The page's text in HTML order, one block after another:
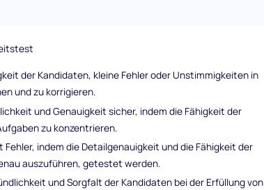
der Kandidaten, kleine Fehler oder Unstimmigkeiten in
und zu korrigieren.
und Genauigkeit sicher, indem die Fähigkeit der
zu konzentrieren.
Fehler, indem die Detailgenauigkeit und die Fähigkeit der
auszuführen, getestet werden.
und Sorgfalt der Kandidaten bei der Erfüllung von